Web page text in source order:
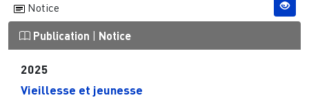
Notice
Publication Notice
2025
Vieillesse et jeunesse